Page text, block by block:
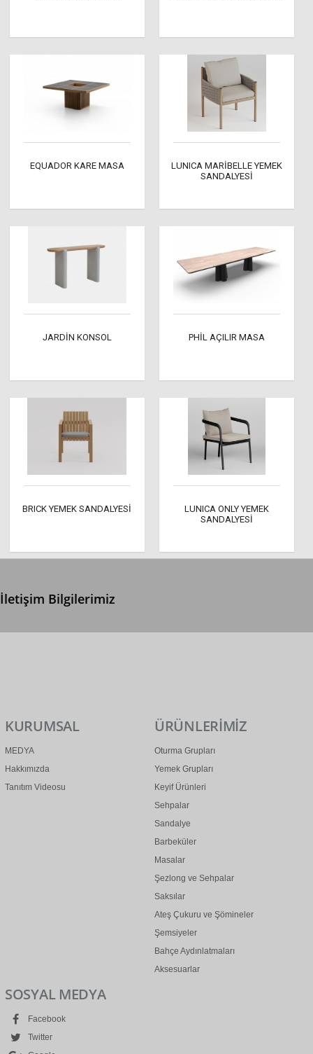
EQUADOR KARE MASA
LUNICA MARİBELLE YEMEK
SANDALYESİ
JARDİN KONSOL PHİL AÇILIR MASA
BRICK YEMEK SANDALYESİ
LUNICA ONLY YEMEK
SANDALYESİ
İletişim Bilgilerimiz
KURUMSAL
MEDYA
Hakkımızda
Tanıtım Videosu
ÜRÜNLERİMİZ
Oturma Grupları
Yemek Grupları
Keyif Ürünleri
Sehpalar
Sandalye
Barbeküler
Masalar
Şezlong ve Sehpalar
Saksılar
Ateş Çukuru ve Şömineler
Şemsiyeler
Bahçe Aydınlatmaları
Aksesuarlar
SOSYAL MEDYA
Facebook
Twitter